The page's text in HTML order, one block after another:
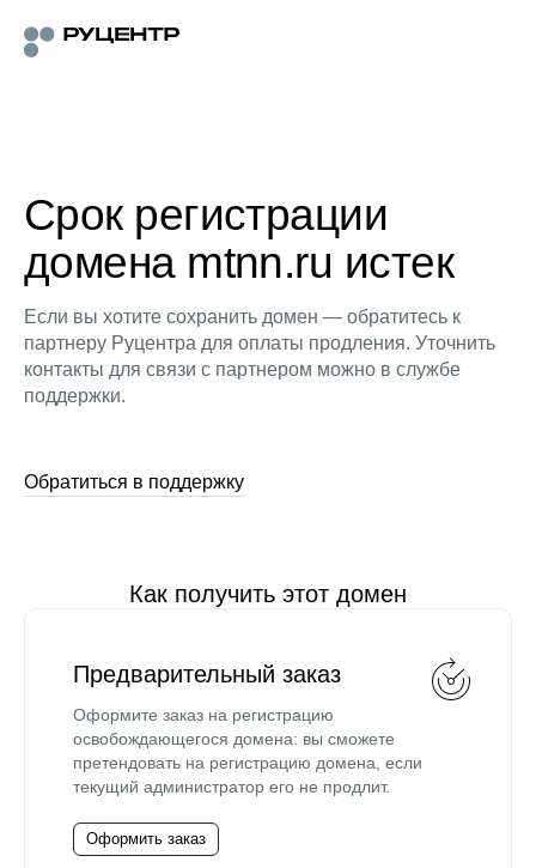
Срок регистрации
домена mtnn.ru истек
Если вы хотите сохранить домен — обратитесь к
партнеру Руцентра для оплаты продления. Уточнить
контакты для связи с партнером можно в службе
поддержки.
Обратиться в поддержку
Как получить этот домен
Предварительный заказ
Оформите заказ на регистрацию
освобождающегося домена: вы сможете
претендовать на регистрацию домена, если
текущий администратор его не продлит.
Оформить заказ